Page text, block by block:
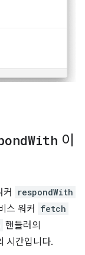
With 이
respondWith
스 워커 fetch
핸들러의
시간입니다.